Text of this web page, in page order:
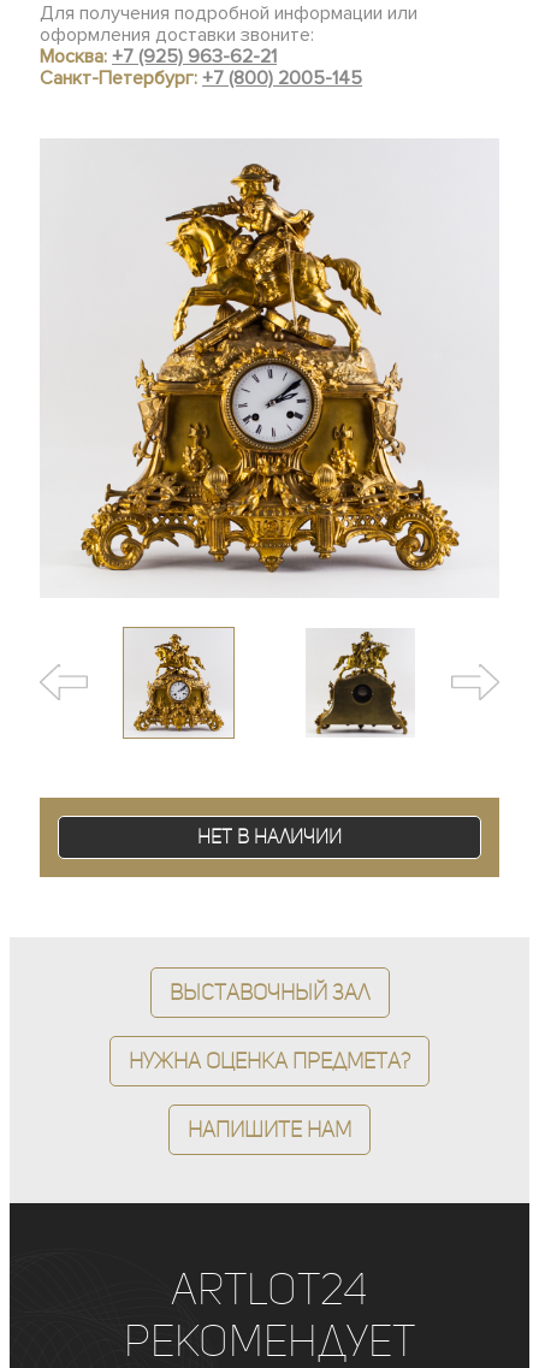
Для получения подробной информации или
оформления доставки звоните:
Москва:+7 (925) 963-62-21
Санкт-Петербург:+7 (800) 2005-145
Нет в наличии
Выставочный зал
Нужна оценка предмета?
Напишите нам
ArtLot24
рекомендует